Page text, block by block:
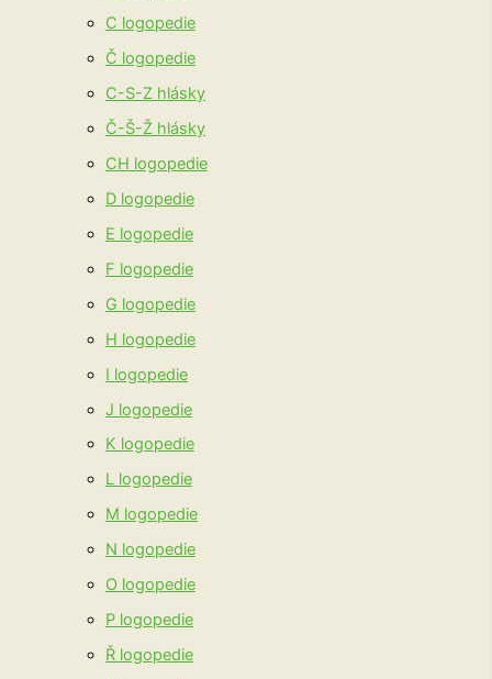
C logopedie
Č logopedie
C-S-Z hlásky
Č-Š-Ž hlásky
CH logopedie
D logopedie
E logopedie
F logopedie
G logopedie
H logopedie
I logopedie
J logopedie
K logopedie
L logopedie
M logopedie
N logopedie
O logopedie
P logopedie
Ř logopedie